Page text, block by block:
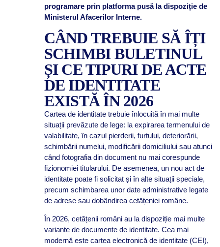
programare prin platforma pusă la dispoziție de
Ministerul Afacerilor Interne.
CÂND TREBUIE SĂ ÎȚI
SCHIMBI BULETINUL
ȘI CE TIPURI DE ACTE
DE IDENTITATE
EXISTĂ ÎN 2026
Cartea de identitate trebuie înlocuită în mai multe
situații prevăzute de lege: la expirarea termenului de
valabilitate, în cazul pierderii, furtului, deteriorării,
schimbării numelui, modificării domiciliului sau atunci
când fotografia din document nu mai corespunde
fizionomiei titularului. De asemenea, un nou act de
identitate poate fi solicitat și în alte situații speciale,
precum schimbarea unor date administrative legate
de adrese sau dobândirea cetățeniei române.
În 2026, cetățenii români au la dispoziție mai multe
variante de documente de identitate. Cea mai
modernă este cartea electronică de identitate (CEI),